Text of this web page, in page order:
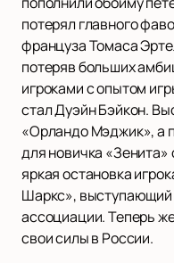
потерял главного
француза Томаса
потеряв больших
игроками с опытом
стал Дуэйн Бэйкон.
«Орландо Мэджик», а
для новичка
яркая остановка
Шаркс», выступающий
ассоциации. Теперь
свои силы в России.